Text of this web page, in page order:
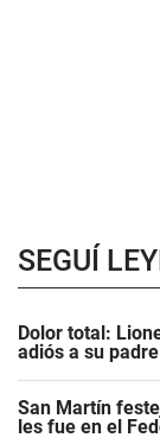
SEGUÍ
Dolor total:
adiós a su
San Martín
les fue en el